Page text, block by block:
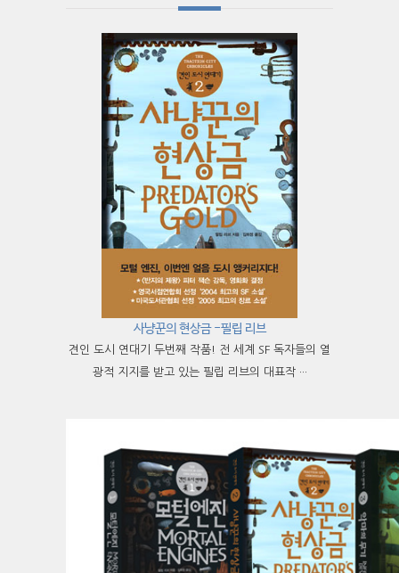
사냥꾼의 현상금 -필립 리브
견인 도시 연대기 두번째 작품! 전 세계 SF 독자들의 열
광적 지지를 받고 있는 필립 리브의 대표작 ···